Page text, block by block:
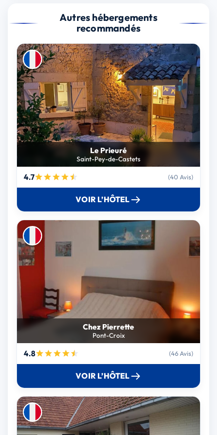
Autres hébergements
recommandés
Le Prieuré
Saint-Pey-de-Castets
4.7 (40 Avis)
VOIR L’HÔTEL
Chez Pierrette
Pont-Croix
4.8 (46 Avis)
VOIR L’HÔTEL